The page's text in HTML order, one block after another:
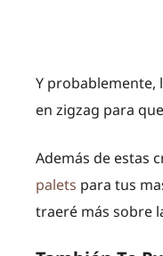
Y probablemente,
en zigzag para
Además de estas
palets para tus
traeré más sobre